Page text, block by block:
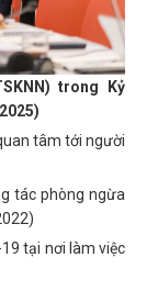
trong Kỷ
tâm tới người
tác phòng ngừa
tại nơi làm việc